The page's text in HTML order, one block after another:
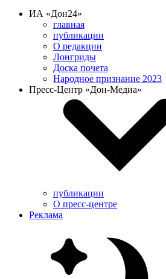
ИА «Дон24»
главная
публикации
О редакции
Лонгриды
Доска почета
Народное признание 2023
Пресс-Центр «Дон-Медиа»
публикации
О пресс-центре
Реклама